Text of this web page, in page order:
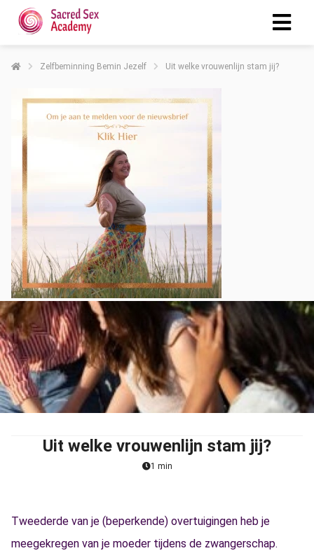
Zelfbeminning Bemin Jezelf Uit welke vrouwenlijn stam jij?
Uit welke vrouwenlijn stam jij?
1 min
Tweederde van je (beperkende) overtuigingen heb je
meegekregen van je moeder tijdens de zwangerschap.